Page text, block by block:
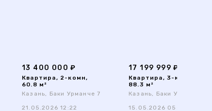
13 400 000 ₽
Квартира, 2-комн,
60.8 м²
Казань, Баки Урманче 7
21.05.2026 12:22
17 199 999 ₽
Квартира, 3-комн,
88.3 м²
Казань, Баки Урманче 7
15.05.2026 05:57